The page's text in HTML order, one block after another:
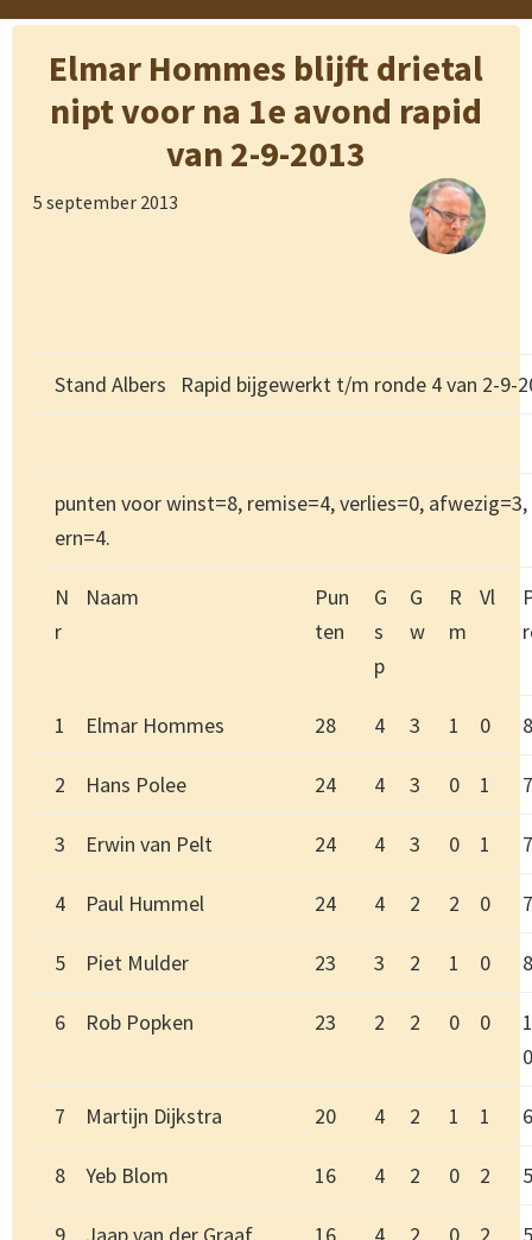
Elmar Hommes blijft drietal
nipt voor na 1e avond rapid
van 2-9-2013
5 september 2013
Stand Albers Rapid bijgewerkt t/m ronde 4 van 2-9-
punten voor winst=8, remise=4, verlies=0,
ern=4.
N
r
Naam
Pun
ten
G
s
p
G
w
R
m
Vl
1 Elmar Hommes 28 4 3 1 0
2 Hans Polee 24 4 3 0 1
3 Erwin van Pelt 24 4 3 0 1
4 Paul Hummel 24 4 2 2 0
5 Piet Mulder 23 3 2 1 0
6 Rob Popken 23 2 2 0 0
0
7 Martijn Dijkstra 20 4 2 1 1
8 Yeb Blom 16 4 2 0 2